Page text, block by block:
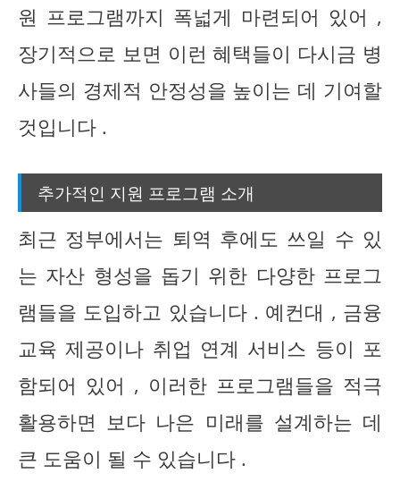
원 프로그램까지 폭넓게 마련되어 있어 ,
장기적으로 보면 이런 혜택들이 다시금 병
사들의 경제적 안정성을 높이는 데 기여할
것입니다 .
추가적인 지원 프로그램 소개
최근 정부에서는 퇴역 후에도 쓰일 수 있
는 자산 형성을 돕기 위한 다양한 프로그
램들을 도입하고 있습니다 . 예컨대 , 금융
교육 제공이나 취업 연계 서비스 등이 포
함되어 있어 , 이러한 프로그램들을 적극
활용하면 보다 나은 미래를 설계하는 데
큰 도움이 될 수 있습니다 .